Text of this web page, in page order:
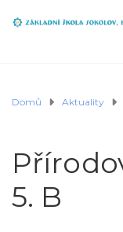
Domů Aktuality
5. B